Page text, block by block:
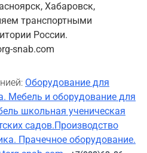
Хабаровск,
транспортными
России.
snab.com
Оборудование для
Мебель и оборудование для
школьная ученическая
садов.Производство
Прачечное оборудование.